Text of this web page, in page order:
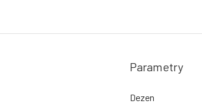
Parametry
Dezen